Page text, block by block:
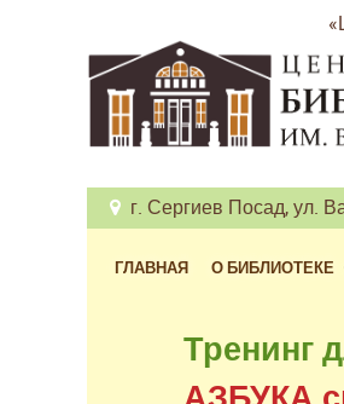
г. Сергиев Посад,
ГЛАВНАЯ О БИБЛИОТЕКЕ
Тренинг